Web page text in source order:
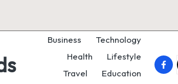
Business
Technology
Health
Lifestyle
Travel
Education